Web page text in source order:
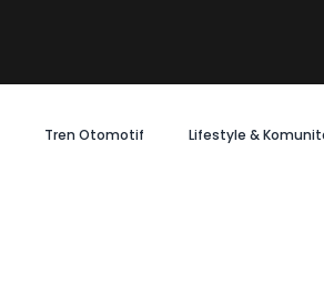
Tren Otomotif Lifestyle &